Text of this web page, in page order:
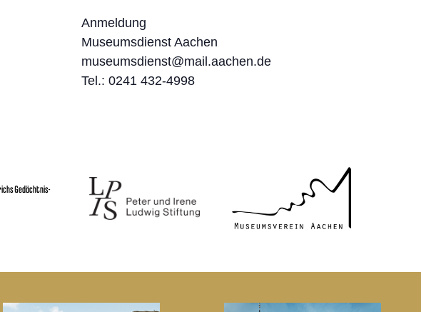
Anmeldung
Museumsdienst Aachen
museumsdienst@mail.aachen.de
Tel.: 0241 432-4998
Gedächtnis-